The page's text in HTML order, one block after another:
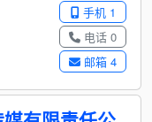
手机 1
电话 0
邮箱 4